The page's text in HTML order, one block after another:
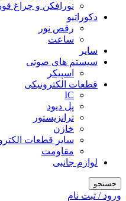
نورافکن و چراغ
دکوراتیو
رقص نور
ساعت
سایر
سیستم های صوتی
اسپیکر
قطعات الکترونیکی
IC
پل دیود
ترانزیستور
خازن
سایر قطعات
مقاومت
لوازم جانبی
جستجو
ورود / ثبت نام